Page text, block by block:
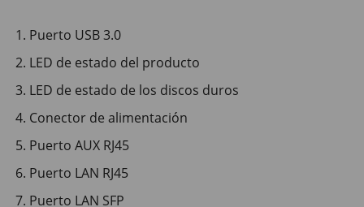
Puerto USB 3.0
LED de estado del producto
LED de estado de los discos duros
Conector de alimentación
Puerto AUX RJ45
Puerto LAN RJ45
Puerto LAN SFP